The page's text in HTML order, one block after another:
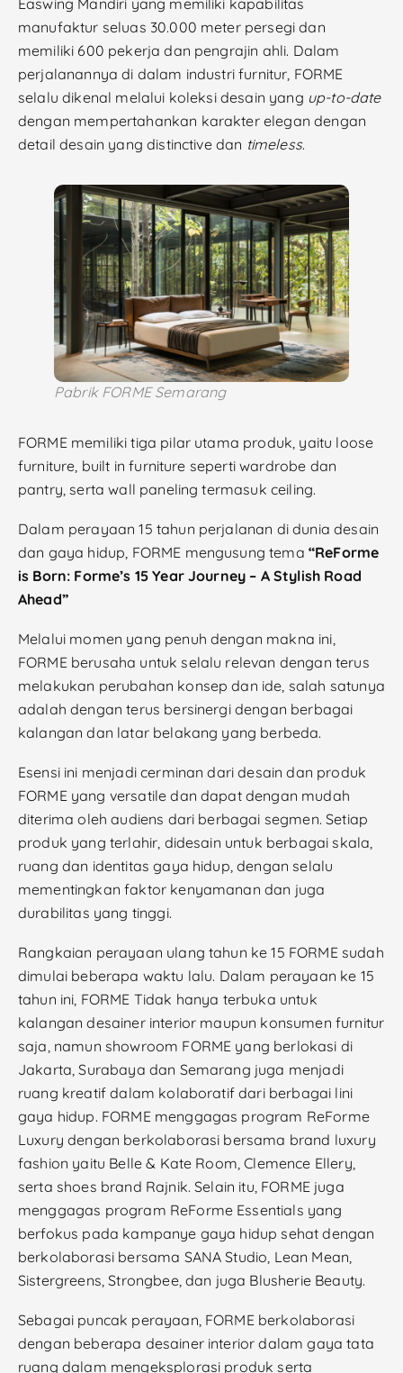
Easwing Mandiri yang memiliki kapabilitas
manufaktur seluas 30.000 meter persegi dan
memiliki 600 pekerja dan pengrajin ahli. Dalam
perjalanannya di dalam industri furnitur, FORME
selalu dikenal melalui koleksi desain yang up-to-date
dengan mempertahankan karakter elegan dengan
detail desain yang distinctive dan timeless.
Pabrik FORME Semarang
FORME memiliki tiga pilar utama produk, yaitu loose
furniture, built in furniture seperti wardrobe dan
pantry, serta wall paneling termasuk ceiling.
Dalam perayaan 15 tahun perjalanan di dunia desain
dan gaya hidup, FORME mengusung tema “ReForme
is Born: Forme’s 15 Year Journey – A Stylish Road
Ahead”
Melalui momen yang penuh dengan makna ini,
FORME berusaha untuk selalu relevan dengan terus
melakukan perubahan konsep dan ide, salah satunya
adalah dengan terus bersinergi dengan berbagai
kalangan dan latar belakang yang berbeda.
Esensi ini menjadi cerminan dari desain dan produk
FORME yang versatile dan dapat dengan mudah
diterima oleh audiens dari berbagai segmen. Setiap
produk yang terlahir, didesain untuk berbagai skala,
ruang dan identitas gaya hidup, dengan selalu
mementingkan faktor kenyamanan dan juga
durabilitas yang tinggi.
Rangkaian perayaan ulang tahun ke 15 FORME sudah
dimulai beberapa waktu lalu. Dalam perayaan ke 15
tahun ini, FORME Tidak hanya terbuka untuk
kalangan desainer interior maupun konsumen furnitur
saja, namun showroom FORME yang berlokasi di
Jakarta, Surabaya dan Semarang juga menjadi
ruang kreatif dalam kolaboratif dari berbagai lini
gaya hidup. FORME menggagas program ReForme
Luxury dengan berkolaborasi bersama brand luxury
fashion yaitu Belle & Kate Room, Clemence Ellery,
serta shoes brand Rajnik. Selain itu, FORME juga
menggagas program ReForme Essentials yang
berfokus pada kampanye gaya hidup sehat dengan
berkolaborasi bersama SANA Studio, Lean Mean,
Sistergreens, Strongbee, dan juga Blusherie Beauty.
Sebagai puncak perayaan, FORME berkolaborasi
dengan beberapa desainer interior dalam gaya tata
ruang dalam mengeksplorasi produk serta